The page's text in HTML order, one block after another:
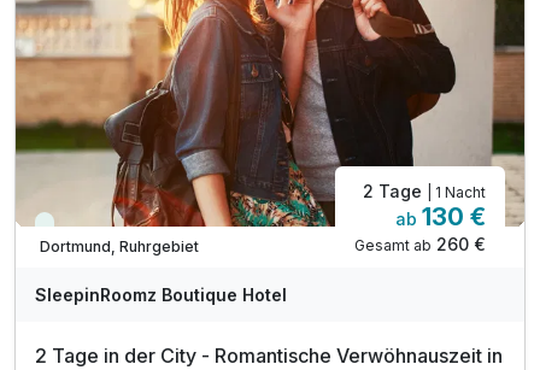
keine Barzahlung möglich ist!
Immer verfügbar
Dortmund, Ruhrgebiet
2 Tage | 1 Nacht
ab 130 €
Gesamt ab 260 €
SleepinRoomz Boutique Hotel
2 Tage in der City - Romantische Verwöhnauszeit in